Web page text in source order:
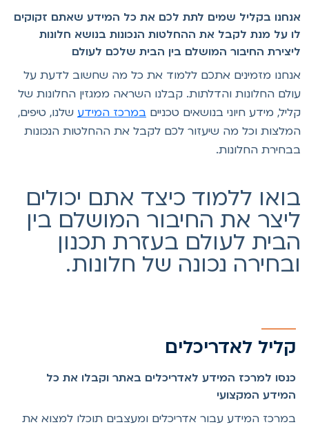
בקליל שמים לתת לכם את כל המידע שאתם זקוקים
על מנת לקבל את ההחלטות הנכונות בנושא חלונות
החיבור המושלם בין הבית שלכם לעולם
מזמינים אתכם ללמוד את כל מה שחשוב לדעת על
החלונות והדלתות. קבלנו השראה ממגזין החלונות של
מידע חיוני בנושאים טכנייםבמרכז המידעשלנו, טיפים,
וכל מה שיעזור לכם לקבל את ההחלטות הנכונות
החלונות.
ללמוד כיצד אתם יכולים
את החיבור המושלם בין
לעולם בעזרת תכנון
נכונה של חלונות.
קליל לאדריכלים
כנסו למרכז המידע לאדריכלים באתר וקבלו את כל
המידע המקצועי
במרכז המידע עבור אדריכלים ומעצבים תוכלו למצוא את